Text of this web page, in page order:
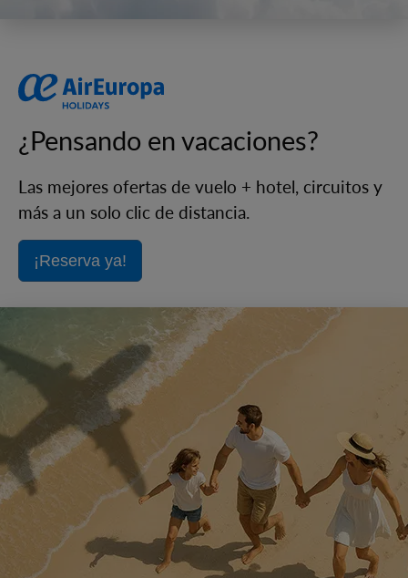
¿Pensando en vacaciones?
Las mejores ofertas de vuelo + hotel, circuitos y
más a un solo clic de distancia.
¡Reserva ya!